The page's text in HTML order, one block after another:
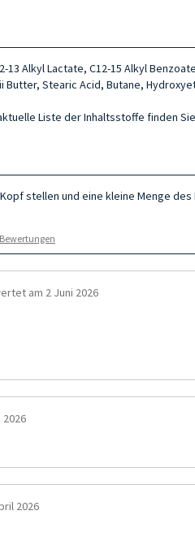
13 Alkyl Lactate, C12-15 Alkyl
Stearic Acid, Butane,
Liste der Inhaltsstoffe finden
stellen und eine kleine Menge
am 2 Juni 2026
2026